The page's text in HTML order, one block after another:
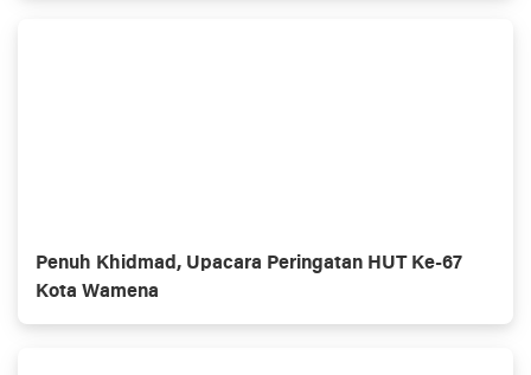
Penuh Khidmad, Upacara Peringatan HUT Ke-67
Kota Wamena